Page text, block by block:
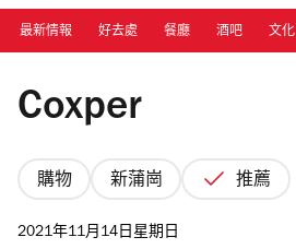
最新情報 好去處 餐廳 酒吧 文化
Photograph: Courtesy Coxper
Coxper
購物 新蒲崗 推薦
2021年11月14日星期日